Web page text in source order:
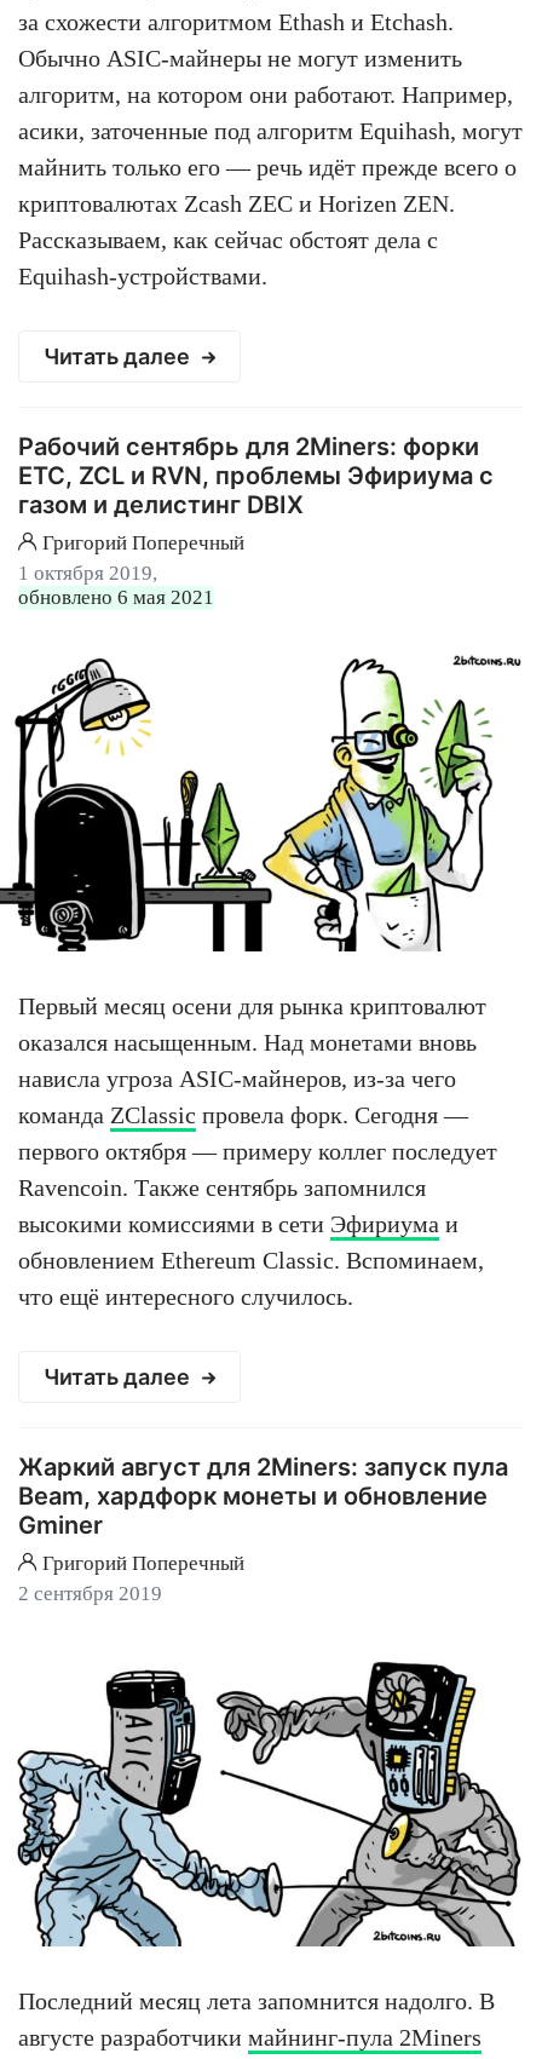
за схожести алгоритмом Ethash и Etchash.
Обычно ASIC-майнеры не могут изменить
алгоритм, на котором они работают. Например,
асики, заточенные под алгоритм Equihash, могут
майнить только его — речь идёт прежде всего о
криптовалютах Zcash ZEC и Horizen ZEN.
Рассказываем, как сейчас обстоят дела с
Equihash-устройствами.
Читать далее
Рабочий сентябрь для 2Miners: форки
ETC, ZCL и RVN, проблемы Эфириума с
газом и делистинг DBIX
Григорий Поперечный
1 октября 2019,
обновлено 6 мая 2021
Первый месяц осени для рынка криптовалют
оказался насыщенным. Над монетами вновь
нависла угроза ASIC-майнеров, из-за чего
команда ZClassic провела форк. Сегодня —
первого октября — примеру коллег последует
Ravencoin. Также сентябрь запомнился
высокими комиссиями в сети Эфириума и
обновлением Ethereum Classic. Вспоминаем,
что ещё интересного случилось.
Читать далее
Жаркий август для 2Miners: запуск пула
Beam, хардфорк монеты и обновление
Gminer
Григорий Поперечный
2 сентября 2019
Последний месяц лета запомнится надолго. В
августе разработчики майнинг-пула 2Miners